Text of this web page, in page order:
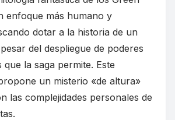
enfoque más humano y
dotar a la historia de un
del despliegue de poderes
la saga permite. Este
un misterio «de altura»
las complejidades personales de